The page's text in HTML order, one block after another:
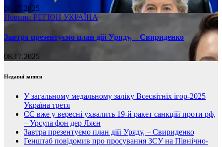
08.17.2025
Новини РЕГІОН УКРАЇНА
Завтра презентуємо план дій Уряду, – Свириденко
08.17.2025
Недавні записи
У загальному медальному заліку Всесвітніх ігор-2025
Україна третя
ЄС вже у вересні ухвалить 19-й ракет санкцій проти рф,
– Урсула фон дер Ляєн
Завтра презентуємо план дій Уряду, – Свириденко
Генштаб повідомив про просування ЗСУ на Північно-